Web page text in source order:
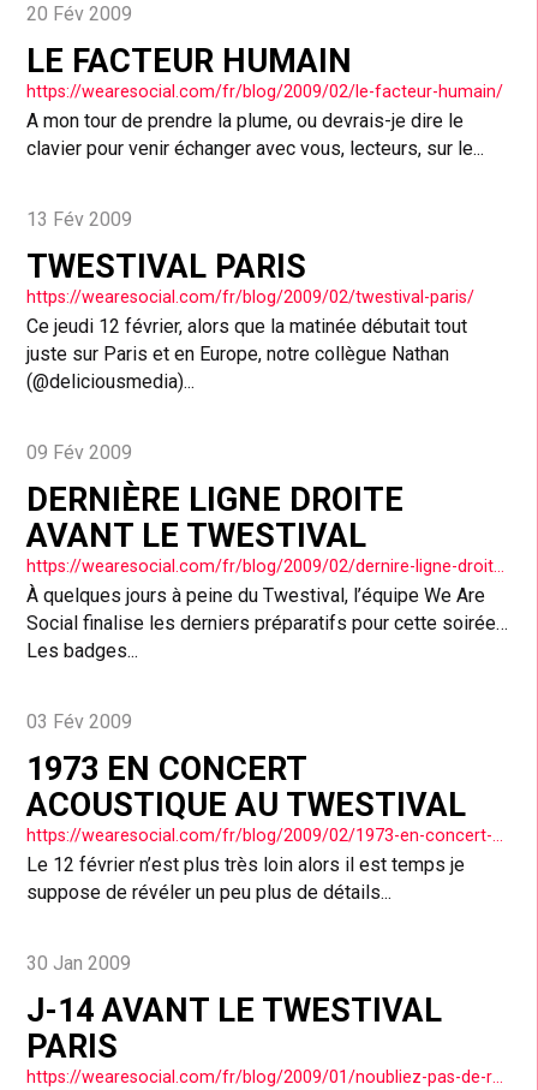
20 Fév 2009
LE FACTEUR HUMAIN
https://wearesocial.com/fr/blog/2009/02/le-facteur-humain/
A mon tour de prendre la plume, ou devrais-je dire le
clavier pour venir échanger avec vous, lecteurs, sur le...
13 Fév 2009
TWESTIVAL PARIS
https://wearesocial.com/fr/blog/2009/02/twestival-paris/
Ce jeudi 12 février, alors que la matinée débutait tout
juste sur Paris et en Europe, notre collègue Nathan
(@deliciousmedia)...
09 Fév 2009
DERNIÈRE LIGNE DROITE
AVANT LE TWESTIVAL
https://wearesocial.com/fr/blog/2009/02/dernire-ligne-droite-avant-le-twestival/
À quelques jours à peine du Twestival, l’équipe We Are
Social finalise les derniers préparatifs pour cette soirée…
Les badges...
03 Fév 2009
1973 EN CONCERT
ACOUSTIQUE AU TWESTIVAL
https://wearesocial.com/fr/blog/2009/02/1973-en-concert-acoustique-au-twestival/
Le 12 février n’est plus très loin alors il est temps je
suppose de révéler un peu plus de détails...
30 Jan 2009
J-14 AVANT LE TWESTIVAL
PARIS
https://wearesocial.com/fr/blog/2009/01/noubliez-pas-de-rserver-vos-billets-pour-le-twestival/